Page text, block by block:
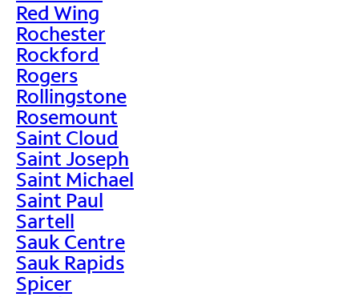
Red Wing
Rochester
Rockford
Rogers
Rollingstone
Rosemount
Saint Cloud
Saint Joseph
Saint Michael
Saint Paul
Sartell
Sauk Centre
Sauk Rapids
Spicer